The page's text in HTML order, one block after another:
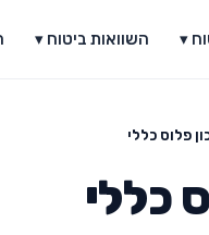
▾ השוואות ביטוח ▾
פלוס כללי
כללי